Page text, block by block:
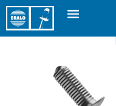
Home